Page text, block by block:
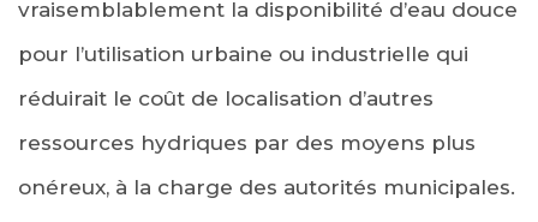
vraisemblablement la disponibilité d’eau douce
pour l’utilisation urbaine ou industrielle qui
réduirait le coût de localisation d’autres
ressources hydriques par des moyens plus
onéreux, à la charge des autorités municipales.